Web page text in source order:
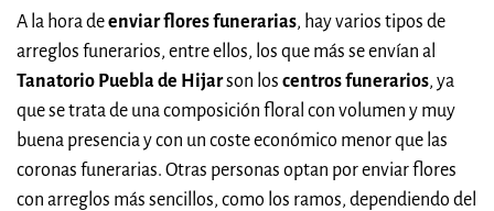
A la hora deenviar flores funerarias, hay varios tipos de
arreglos funerarios, entre ellos, los que más se envían al
Tanatorio Puebla de Hijarson los centros funerarios, ya
que se trata de una composición floral con volumen y muy
buena presencia y con un coste económico menor que las
coronas funerarias. Otras personas optan por enviar flores
con arreglos más sencillos, como los ramos, dependiendo del